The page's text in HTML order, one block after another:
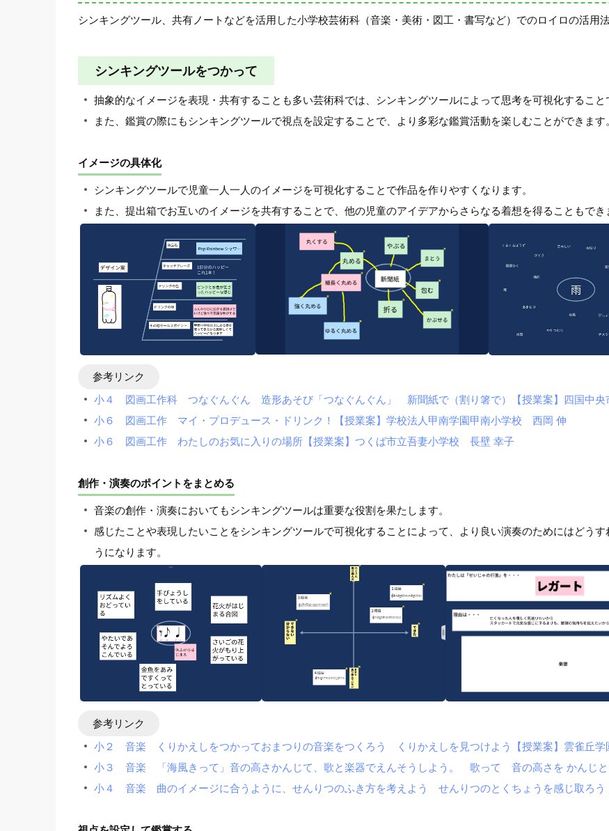
シンキングツール、共有ノートなどを活用した小学校芸術科（音楽・美術・図工・書写など）でのロイロの活用
シンキングツールをつかって
抽象的なイメージを表現・共有することも多い芸術科では、シンキングツールによって思考を可視化すること
また、鑑賞の際にもシンキングツールで視点を設定することで、より多彩な鑑賞活動を楽しむことができます。
イメージの具体化
シンキングツールで児童一人一人のイメージを可視化することで作品を作りやすくなります。
また、提出箱でお互いのイメージを共有することで、他の児童のアイデアからさらなる着想を得ることもでき
参考リンク
小４ 図画工作科 つなぐんぐん 造形あそび「つなぐんぐん」 新聞紙で（割り箸で）【授業案】四国中
小６ 図画工作 マイ・プロデュース・ドリンク！【授業案】学校法人甲南学園甲南小学校 西岡 伸
小６ 図画工作 わたしのお気に入りの場所【授業案】つくば市立吾妻小学校 長壁 幸子
創作・演奏のポイントをまとめる
音楽の創作・演奏においてもシンキングツールは重要な役割を果たします。
感じたことや表現したいことをシンキングツールで可視化することによって、より良い演奏のためにはどう
うになります。
参考リンク
小２ 音楽 くりかえしをつかっておまつりの音楽をつくろう くりかえしを見つけよう【授業案】雲雀丘
小３ 音楽 「海風きって」音の高さかんじて、歌と楽器でえんそうしよう。 歌って 音の高さを かんじ
小４ 音楽 曲のイメージに合うように、せんりつのふき方を考えよう せんりつのとくちょうを感じ取ろ